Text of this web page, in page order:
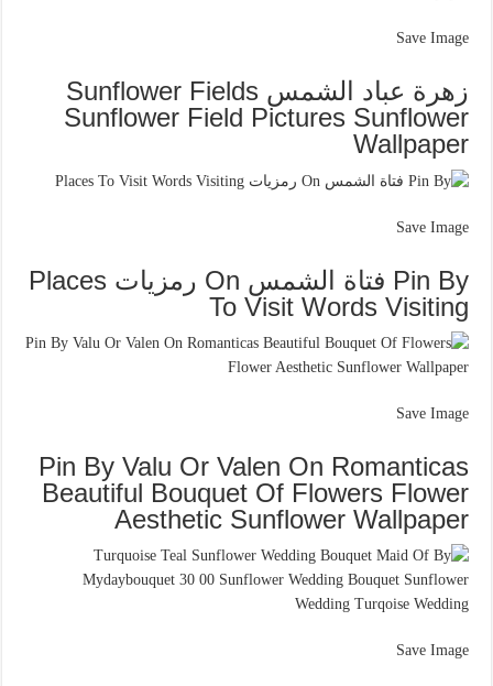
Save Image
زهرة عباد الشمس Sunflower Fields
Sunflower Field Pictures Sunflower
Wallpaper
Save Image
Pin By فتاة الشمس On رمزيات Places
To Visit Words Visiting
Save Image
Pin By Valu Or Valen On Romanticas
Beautiful Bouquet Of Flowers Flower
Aesthetic Sunflower Wallpaper
Save Image